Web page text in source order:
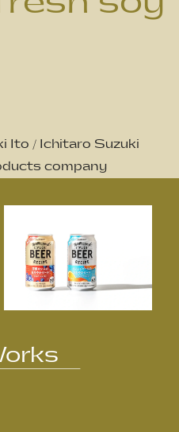
Ito / Ichitaro Suzuki
company